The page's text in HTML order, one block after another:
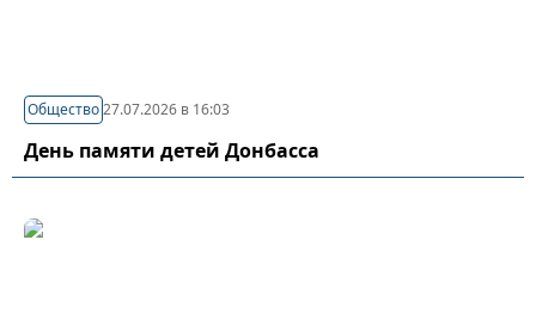
Общество27.07.2026 в 16:03
День памяти детей Донбасса